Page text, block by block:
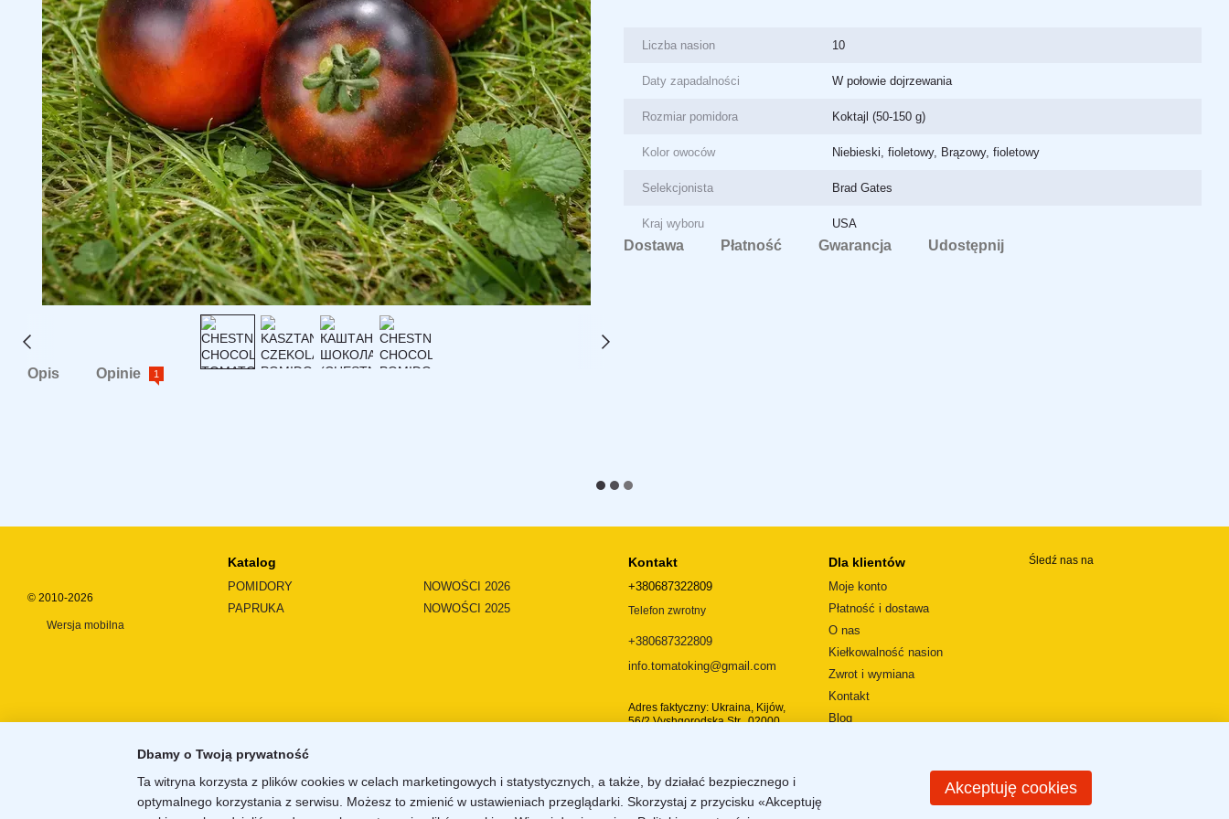
Opis Opinie 1
Liczba nasion 10
Daty zapadalności W połowie dojrzewania
Rozmiar pomidora Koktajl (50-150 g)
Kolor owoców Niebieski, fioletowy, Brązowy, fioletowy
Selekcjonista Brad Gates
Kraj wyboru USA
Dostawa Płatność Gwarancja Udostępnij
© 2010-2026
Wersja mobilna
Sklep internetowy zbudowany z
Katalog
POMIDORY
PAPRUKA
NOWOŚCI 2026
NOWOŚCI 2025
Kontakt
+380687322809
Telefon zwrotny
+380687322809
info.tomatoking@gmail.com
Adres faktyczny: Ukraina, Kijów,
56/2 Vyshgorodska Str., 02000
Dla klientów
Moje konto
Płatność i dostawa
O nas
Kiełkowalność nasion
Zwrot i wymiana
Kontakt
Blog
Śledź nas na
Dbamy o Twoją prywatność
Ta witryna korzysta z plików cookies w celach marketingowych i statystycznych, a także, by działać bezpiecznego i
optymalnego korzystania z serwisu. Możesz to zmienić w ustawieniach przeglądarki. Skorzystaj z przycisku «Akceptuję
Akceptuję cookies